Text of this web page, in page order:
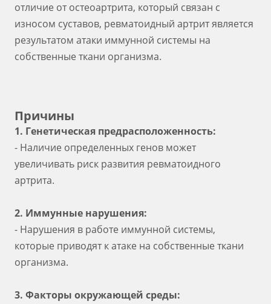
отличие от остеоартрита, который связан с
износом суставов, ревматоидный артрит является
результатом атаки иммунной системы на
собственные ткани организма.
Причины
1. Генетическая предрасположенность:
- Наличие определенных генов может
увеличивать риск развития ревматоидного
артрита.
2. Иммунные нарушения:
- Нарушения в работе иммунной системы,
которые приводят к атаке на собственные ткани
организма.
3. Факторы окружающей среды: